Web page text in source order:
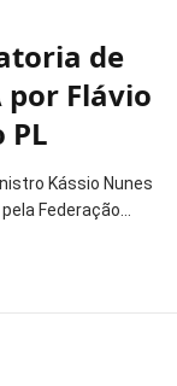
de
por Flávio
PL
Kássio Nunes
Federação…